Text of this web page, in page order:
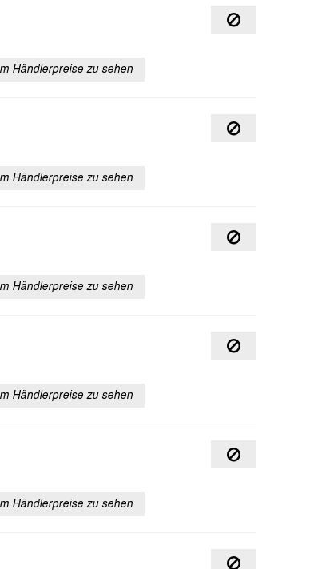
Händlerpreise zu sehen
Händlerpreise zu sehen
Händlerpreise zu sehen
Händlerpreise zu sehen
Händlerpreise zu sehen